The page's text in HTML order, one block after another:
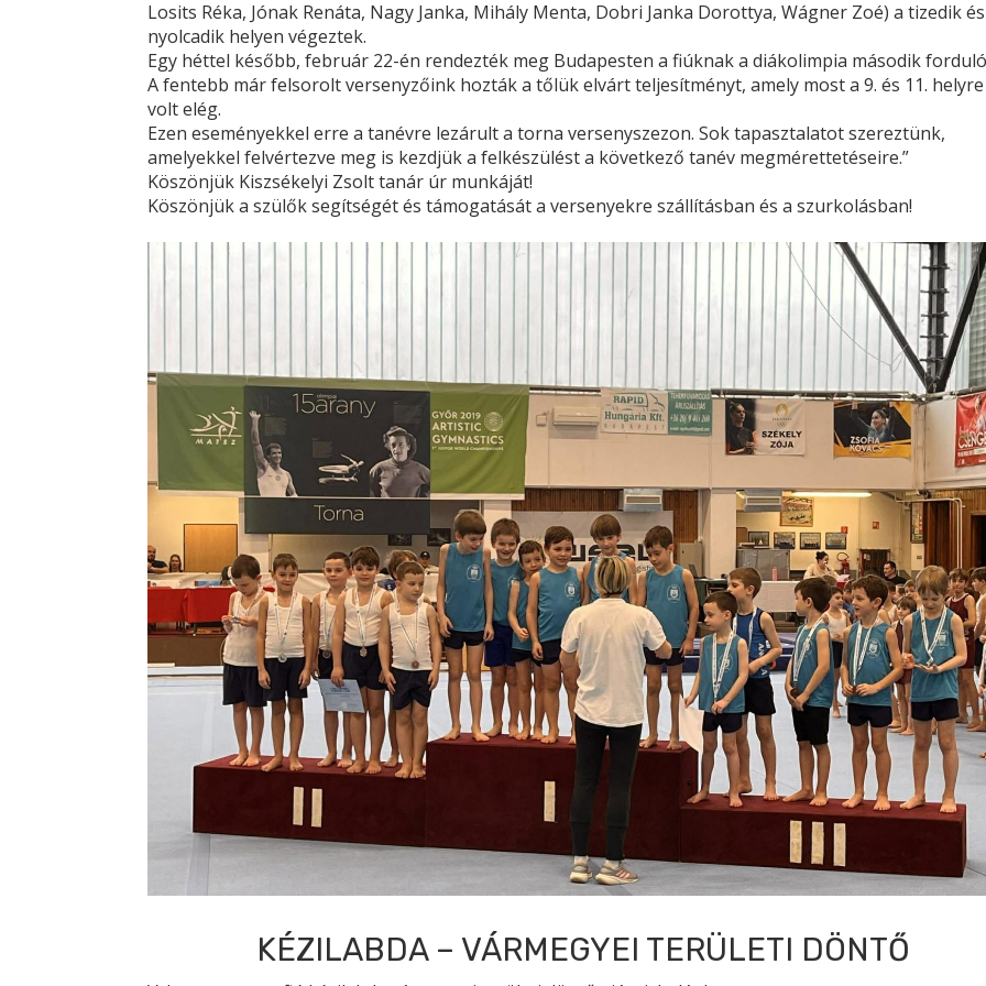
Losits Réka, Jónak Renáta, Nagy Janka, Mihály Menta, Dobri Janka Dorottya, Wágner Zoé) a tizedik és
nyolcadik helyen végeztek.
Egy héttel később, február 22-én rendezték meg Budapesten a fiúknak a diákolimpia második
A fentebb már felsorolt versenyzőink hozták a tőlük elvárt teljesítményt, amely most a 9. és 11. helyre
volt elég.
Ezen eseményekkel erre a tanévre lezárult a torna versenyszezon. Sok tapasztalatot szereztünk,
amelyekkel felvértezve meg is kezdjük a felkészülést a következő tanév megmérettetéseire.”
Köszönjük Kiszsékelyi Zsolt tanár úr munkáját!
Köszönjük a szülők segítségét és támogatását a versenyekre szállításban és a szurkolásban!
KÉZILABDA – VÁRMEGYEI TERÜLETI DÖNTŐ